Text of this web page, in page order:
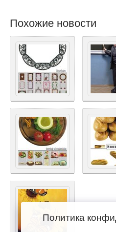
Похожие новости
Политика